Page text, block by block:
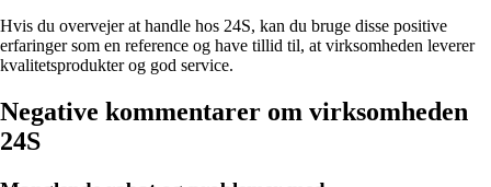
Hvis du overvejer at handle hos 24S, kan du bruge disse positive
erfaringer som en reference og have tillid til, at virksomheden leverer
kvalitetsprodukter og god service.
Negative kommentarer om virksomheden
24S